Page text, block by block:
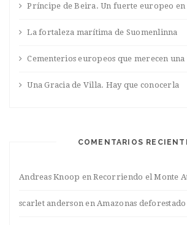
Príncipe de Beira. Un fuerte europeo en
La fortaleza marítima de Suomenlinna
Cementerios europeos que merecen una
Una Gracia de Villa. Hay que conocerla
COMENTARIOS
Andreas Knoop enRecorriendo el Monte
scarlet anderson enAmazonas deforestado